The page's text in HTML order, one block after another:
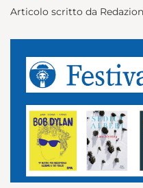
Articolo scritto da